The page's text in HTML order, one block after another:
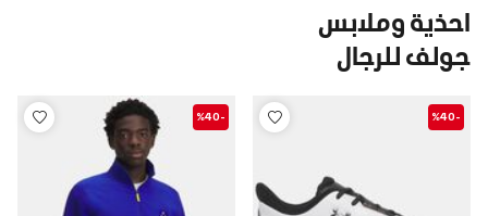
احذية وملابس
جولف للرجال
-%40
-%40